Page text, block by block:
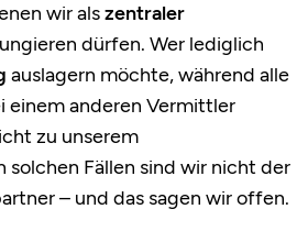
wir alszentraler
dürfen. Wer lediglich
auslagern möchte, während alle
einem anderen Vermittler
zu unserem
solchen Fällen sind wir nicht der
– und das sagen wir offen.